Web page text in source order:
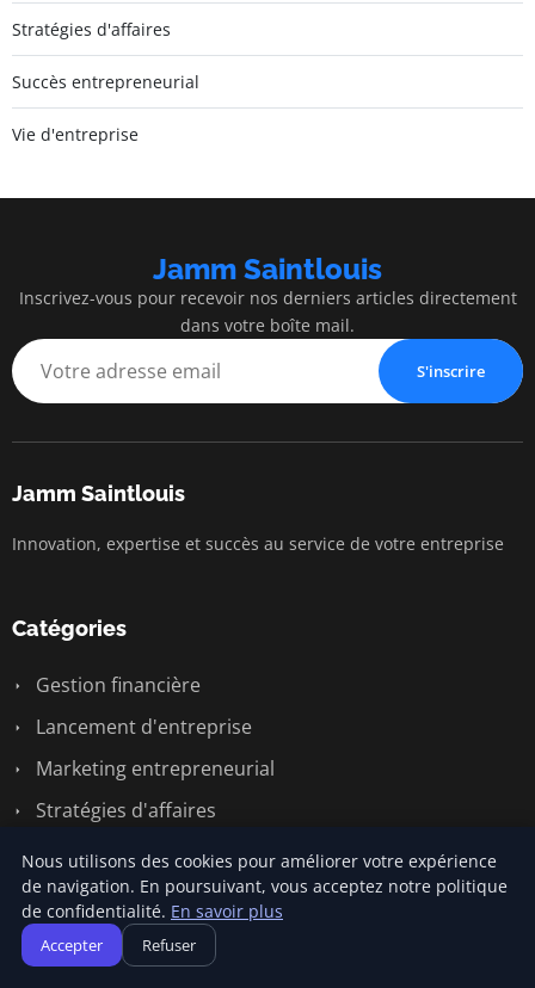
Stratégies d'affaires
Succès entrepreneurial
Vie d'entreprise
Jamm Saintlouis
Inscrivez-vous pour recevoir nos derniers articles directement
dans votre boîte mail.
S'inscrire
Jamm Saintlouis
Innovation, expertise et succès au service de votre entreprise
Catégories
Gestion financière
Lancement d'entreprise
Marketing entrepreneurial
Stratégies d'affaires
Succès entrepreneurial
Vie d'entreprise
Liens utiles
Nous utilisons des cookies pour améliorer votre expérience
de navigation. En poursuivant, vous acceptez notre politique
de confidentialité. En savoir plus
Accepter Refuser